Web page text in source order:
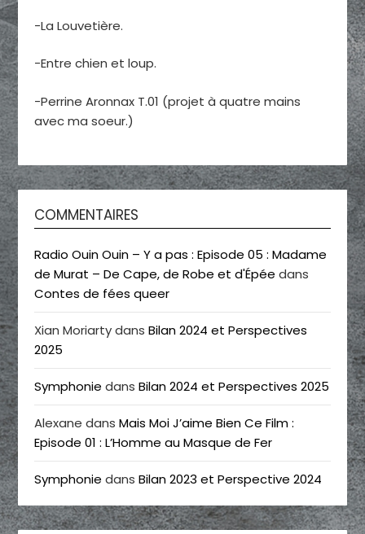
-La Louvetière.
-Entre chien et loup.
-Perrine Aronnax T.01 (projet à quatre mains
avec ma soeur.)
COMMENTAIRES
Radio Ouin Ouin – Y a pas : Episode 05 : Madame
de Murat – De Cape, de Robe et d'Épée dans
Contes de fées queer
Xian MoriartydansBilan 2024 et Perspectives
2025
Symphonie dansBilan 2024 et Perspectives 2025
Alexane dansMais Moi J’aime Bien Ce Film :
Episode 01 : L’Homme au Masque de Fer
Symphonie dansBilan 2023 et Perspective 2024